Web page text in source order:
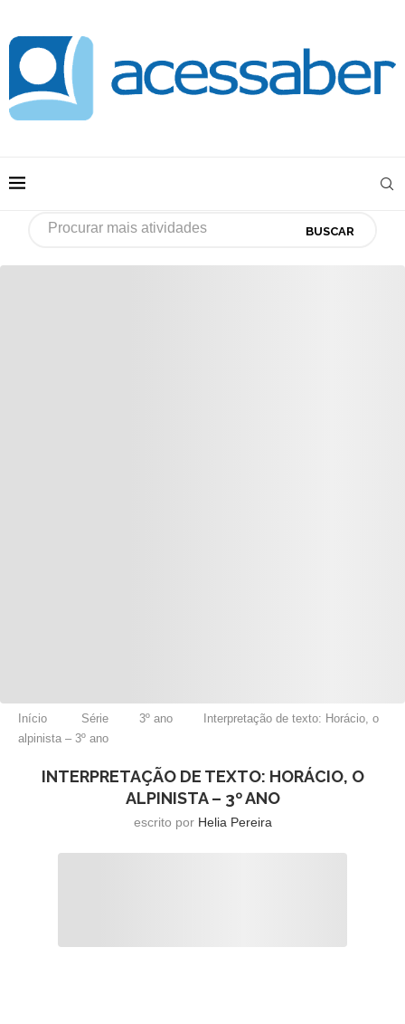
BUSCAR
Início Série 3º ano
Interpretação de texto: Horácio, o
alpinista – 3º ano
INTERPRETAÇÃO DE TEXTO: HORÁCIO, O
ALPINISTA – 3º ANO
escrito por Helia Pereira